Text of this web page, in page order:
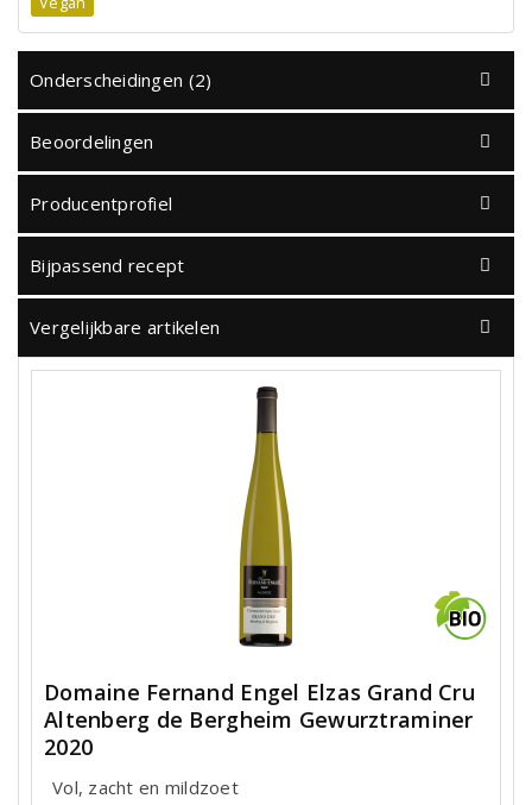
Onderscheidingen (2)
Beoordelingen
Producentprofiel
Bijpassend recept
Vergelijkbare artikelen
Domaine Fernand Engel Elzas Grand Cru
Altenberg de Bergheim Gewurztraminer
2020
Vol, zacht en mildzoet